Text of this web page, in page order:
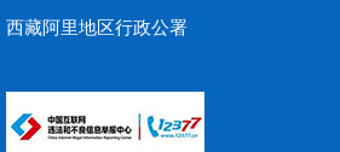
西藏阿里地区行政公署